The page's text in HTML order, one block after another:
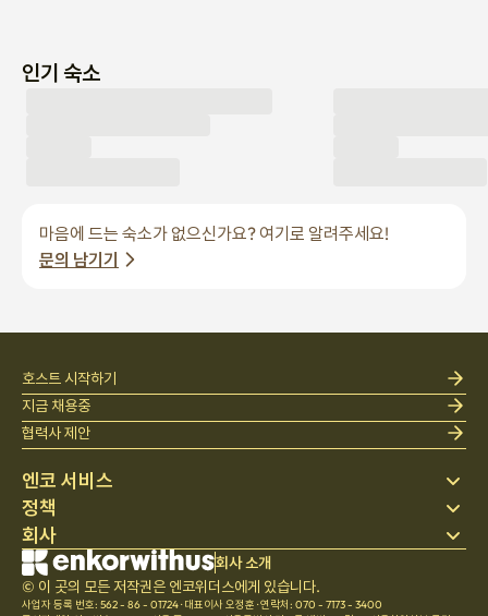
인기 숙소
마음에 드는 숙소가 없으신가요? 여기로 알려주세요!
문의 남기기
엔코 서비스
스테이 찾기
베딩
블로그
헬프 센터
정책
개인정보 처리방침
이용약관
취소 및 환불정책
회사
회사 소개
채용
호스트 시작하기
지금 채용중
협력사 제안
회사 소개
© 이 곳의 모든 저작권은 엔코위더스에게 있습니다.
사업자 등록 번호: 562 - 86 - 01724·대표이사 오정훈 ·연락처: 070 - 7173 - 3400